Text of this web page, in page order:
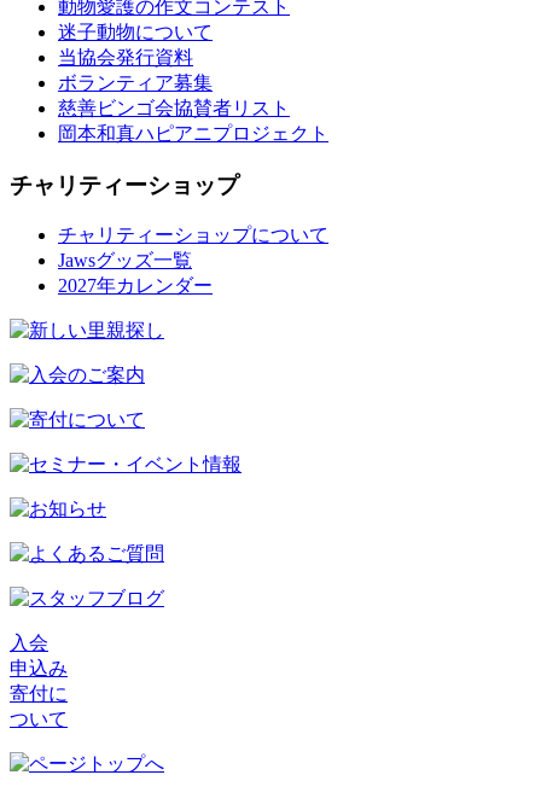
動物愛護の作文コンテスト
迷子動物について
当協会発行資料
ボランティア募集
慈善ビンゴ会協賛者リスト
岡本和真ハピアニプロジェクト
チャリティーショップ
チャリティーショップについて
Jawsグッズ一覧
2027年カレンダー
入会
申込み
寄付に
ついて